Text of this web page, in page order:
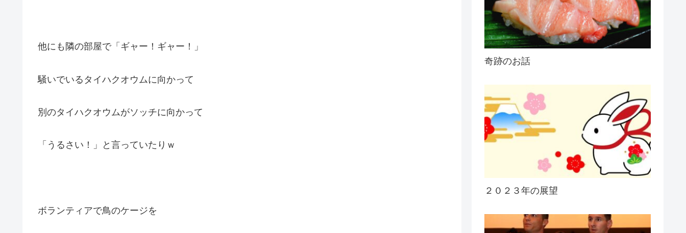
他にも隣の部屋で「ギャー！ギャー！」
騒いでいるタイハクオウムに向かって
別のタイハクオウムがソッチに向かって
「うるさい！」と言っていたりｗ
ボランティアで鳥のケージを
奇跡のお話
２０２３年の展望